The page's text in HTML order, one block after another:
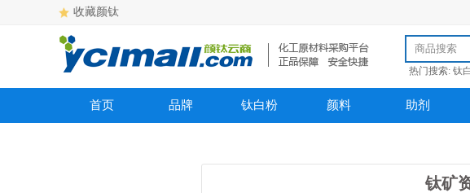
收藏颜钛
热门搜索: 钛
首页 品牌 钛白粉 颜料 助剂
钛矿